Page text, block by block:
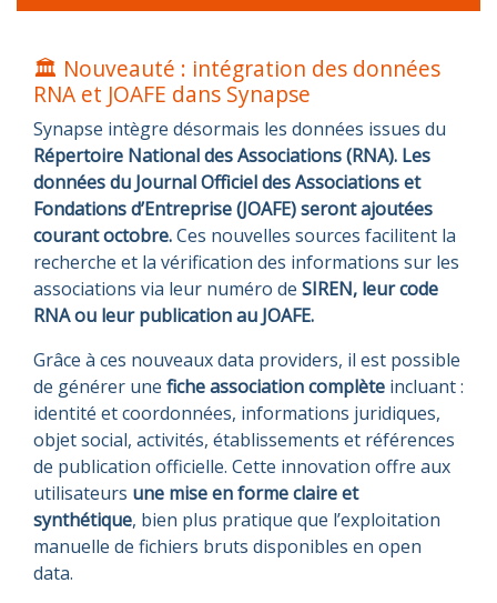
🏛️ Nouveauté : intégration des données
RNA et JOAFE dans Synapse
Synapse intègre désormais les données issues du
Répertoire National des Associations (RNA). Les
données du Journal Officiel des Associations et
Fondations d’Entreprise (JOAFE) seront ajoutées
courant octobre.Ces nouvelles sources facilitent la
recherche et la vérification des informations sur les
associations via leur numéro de SIREN, leur code
RNA ou leur publication au JOAFE.
Grâce à ces nouveaux data providers, il est possible
de générer une fiche association complète incluant :
identité et coordonnées, informations juridiques,
objet social, activités, établissements et références
de publication officielle. Cette innovation offre aux
utilisateurs une mise en forme claire et
synthétique, bien plus pratique que l’exploitation
manuelle de fichiers bruts disponibles en open
data.